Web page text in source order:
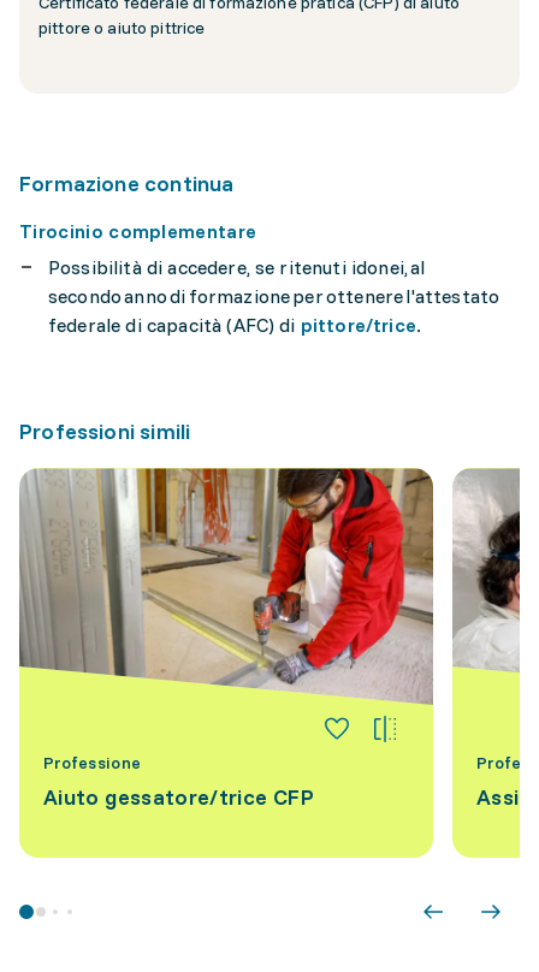
pittore o aiuto pittrice
Formazione continua
Tirocinio complementare
Possibilità di accedere, se ritenuti idonei, al
secondo anno di formazione per ottenere l'attestato
federale di capacità (AFC) di pittore/trice.
Professioni simili
Professione
Aiuto gessatore/trice CFP